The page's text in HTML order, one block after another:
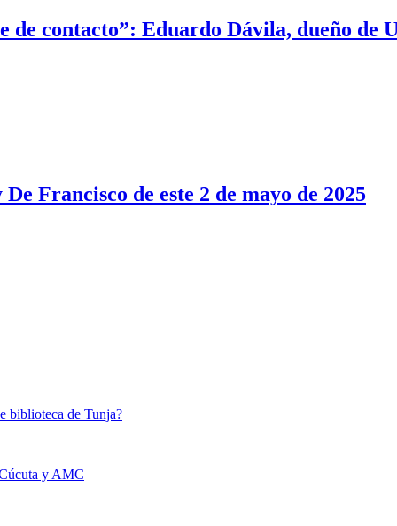
de contacto”: Eduardo Dávila, dueño de
Francisco de este 2 de mayo de 2025
biblioteca de Tunja?
y AMC